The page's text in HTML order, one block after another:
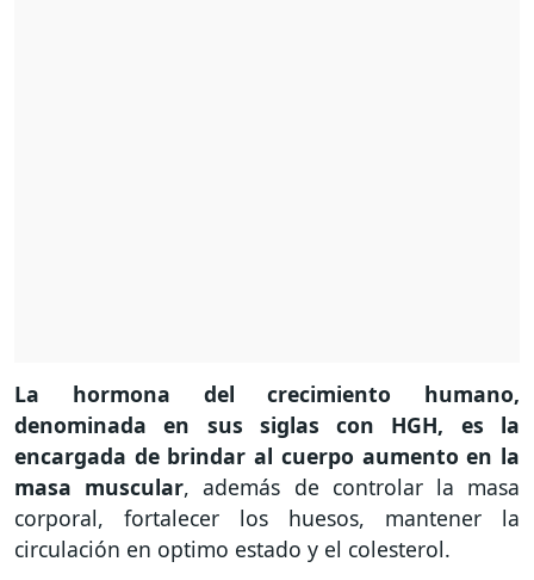
La hormona del crecimiento humano,
denominada en sus siglas con HGH, es la
encargada de brindar al cuerpo aumento en la
masa muscular, además de controlar la masa
corporal, fortalecer los huesos, mantener la
circulación en optimo estado y el colesterol.